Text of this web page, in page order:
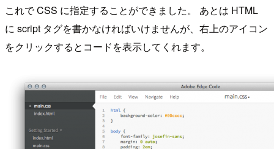
これで CSS に指定することができました。 あとは HTML
に script タグを書かなければいけませんが、右上のアイコン
をクリックするとコードを表示してくれます。